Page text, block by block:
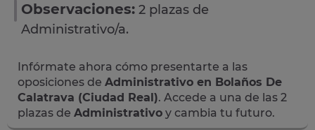
Observaciones: 2 plazas de
Administrativo/a.
Infórmate ahora cómo presentarte a las
oposiciones de Administrativo en Bolaños De
Calatrava (Ciudad Real). Accede a una de las 2
plazas de Administrativo y cambia tu futuro.